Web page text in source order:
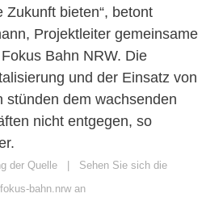
Zukunft bieten“, betont
Projektleiter gemeinsame
Bahn NRW. Die
und der Einsatz von
stünden dem wachsenden
nicht entgegen, so
der Quelle
Sehen Sie sich die
bahn.nrw an